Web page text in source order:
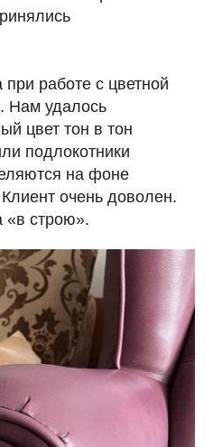
работе с цветной
Нам удалось
цвет тон в тон
подлокотники
на фоне
очень доволен.
«в строю».